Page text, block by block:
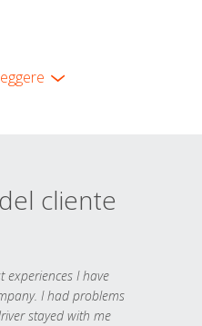
cliente
experiences I have
I had problems
stayed with me